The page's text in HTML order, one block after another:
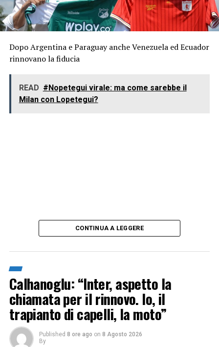
Dopo Argentina e Paraguay anche Venezuela ed Ecuador
rinnovano la fiducia
READ #Nopetegui virale: ma come sarebbe il
Milan con Lopetegui?
CONTINUA A LEGGERE
Calhanoglu: “Inter, aspetto la
chiamata per il rinnovo. Io, il
trapianto di capelli, la moto”
Published 8 ore ago on 8 Agosto 2026
By